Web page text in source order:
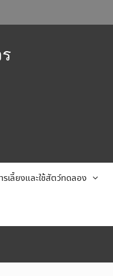
รเลี้ยงและใช้สัตว์ทดลอง